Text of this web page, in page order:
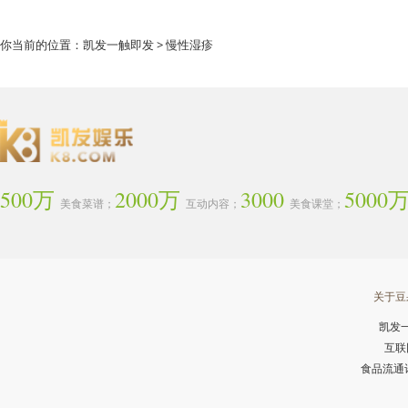
你当前的位置： 凯发一触即发> 慢性湿疹
500万 美食菜谱； 2000万 互动内容； 3000 美食课堂； 5000
关于
凯发
互
食品流